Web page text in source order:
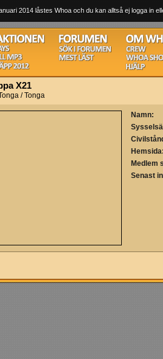
2014 låstes Whoa och du kan alltså ej logga in
X21
/ Tonga
Namn:
Medlem
Senast